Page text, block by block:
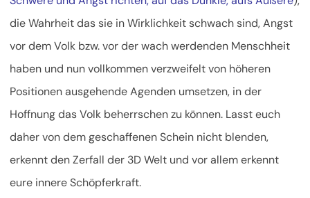
die Wahrheit das sie in Wirklichkeit schwach sind, Angst
vor dem Volk bzw. vor der wach werdenden Menschheit
haben und nun vollkommen verzweifelt von höheren
Positionen ausgehende Agenden umsetzen, in der
Hoffnung das Volk beherrschen zu können. Lasst euch
daher von dem geschaffenen Schein nicht blenden,
erkennt den Zerfall der 3D Welt und vor allem erkennt
eure innere Schöpferkraft.